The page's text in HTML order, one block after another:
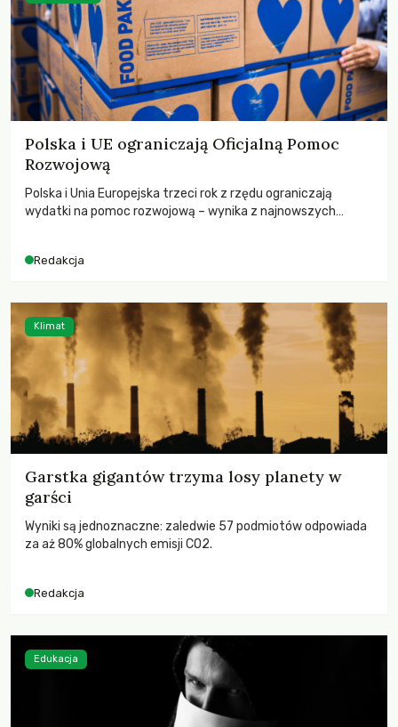
Polska i UE ograniczają Oficjalną Pomoc
Rozwojową
Polska i Unia Europejska trzeci rok z rzędu ograniczają
wydatki na pomoc rozwojową – wynika z najnowszych
odnotowano największe tąpnięcie ODA w historii. Jakie będą
kryzysami i ubóstwem?
Redakcja
Garstka gigantów trzyma losy planety w
garści
Wyniki są jednoznaczne: zaledwie 57 podmiotów odpowiada
za aż 80% globalnych emisji CO2.
Redakcja
Klimat
Edukacja